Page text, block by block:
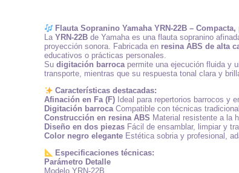
Flauta Sopranino Yamaha YRN-22B –
La YRN-22B de Yamaha es una flauta sopranino
proyección sonora. Fabricada en resina ABS de alta
educativos o prácticas personales.
Su digitación barrocapermite una ejecución fluida y
transporte, mientras que su respuesta tonal clara y
Características destacadas:
Afinación en Fa (F) Ideal para repertorios barrocos y
Digitación barrocaCompatible con técnicas
Construcción en resina ABS Material resistente a la
Diseño en dos piezas Fácil de ensamblar, limpiar y
Color negro elegante Estética sobria y profesional,
Especificaciones técnicas:
Parámetro Detalle
Modelo YRN-22B